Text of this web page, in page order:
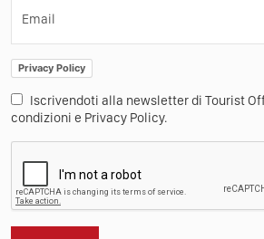
Email
Privacy Policy
Iscrivendoti alla newsletter di Tourist
condizioni e Privacy Policy.